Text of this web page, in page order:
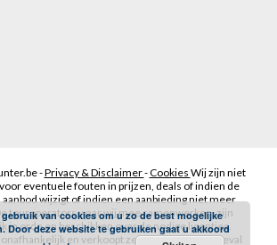
-Privacy & Disclaimer-Cookies Wij zijn niet
eventuele fouten in prijzen, deals of indien de
wijzigt of indien een aanbieding niet meer
touroperators waar wij mee samenwerken, zijn
in orde en beschikken over de nodige licenties.
en verkoopt zelf geen reizen. In geval
gebruik van cookies om u zo de best mogelijke
Door deze website te gebruiken gaat u akkoord